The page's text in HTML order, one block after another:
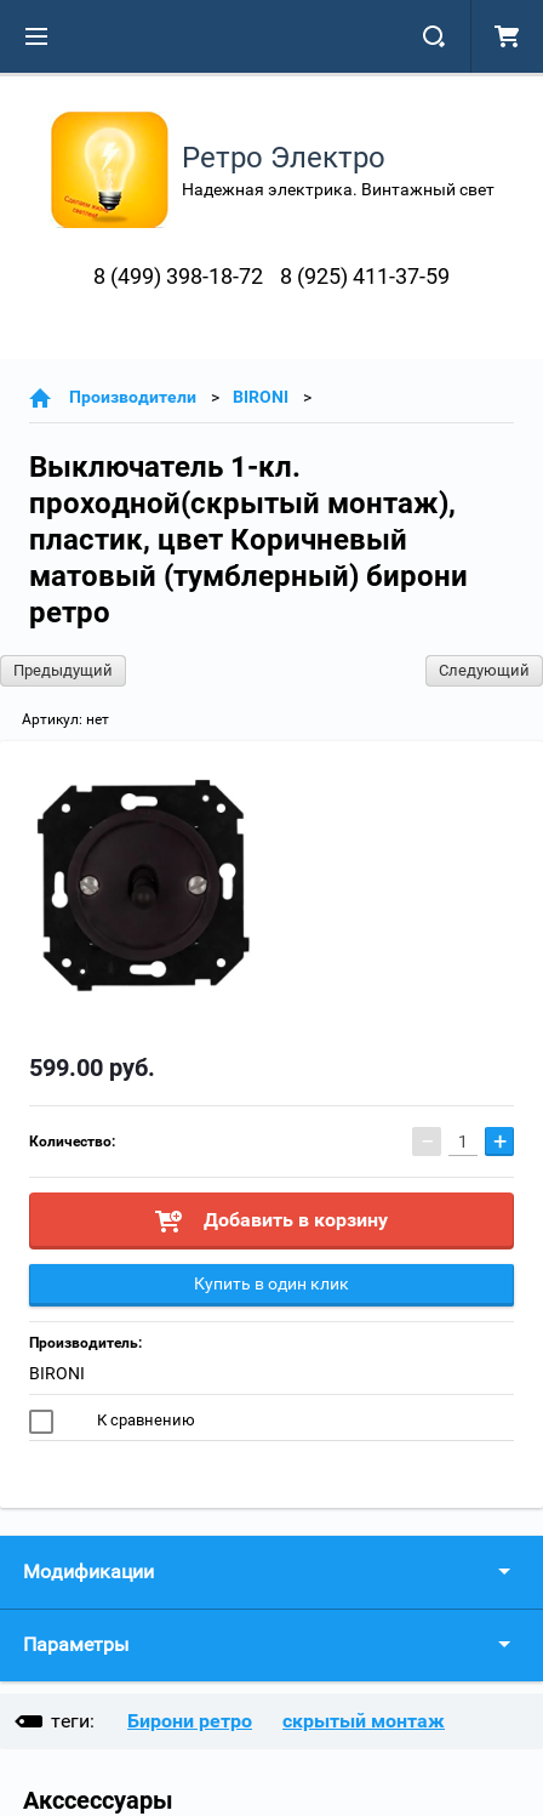
Ретро Электро
Надежная электрика. Винтажный свет
8 (499) 398-18-72 8 (925) 411-37-59
Производители BIRONI
Выключатель 1-кл.
проходной(скрытый монтаж),
пластик, цвет Коричневый
матовый (тумблерный) бирони
ретро
Предыдущий Следующий
Артикул: нет
599.00 руб.
Количество: − +
Добавить в корзину
Купить в один клик
Производитель:
BIRONI
К сравнению
Модификации
Параметры
теги: Бирони ретро скрытый монтаж
Акссессуары